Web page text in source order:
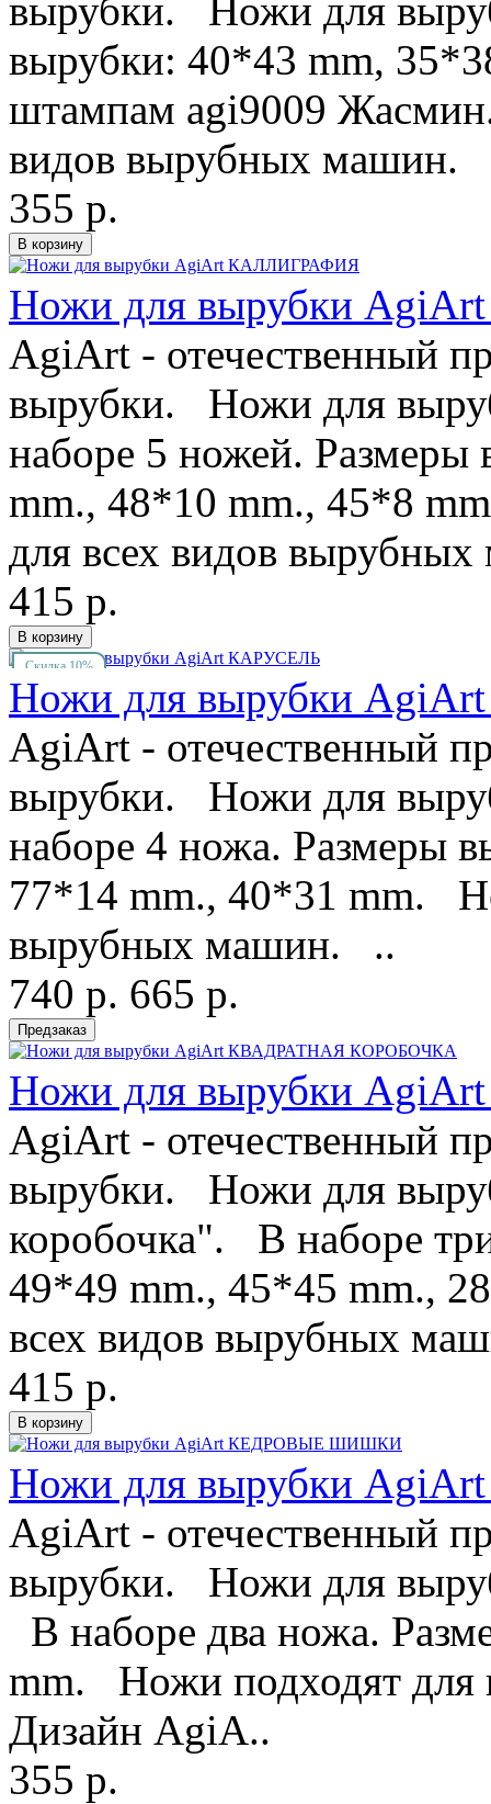
вырубки. Ножи для
вырубки: 40*43 mm,
штампам agi9009
видов вырубных машин.
355 р.
Ножи для вырубки
AgiArt - отечественный
вырубки. Ножи для
наборе 5 ножей.
mm., 48*10 mm., 45*8
для всех видов
415 р.
Скидка 10%
Ножи для вырубки
AgiArt - отечественный
вырубки. Ножи для
наборе 4 ножа. Размеры
77*14 mm., 40*31 mm.
вырубных машин. ..
740 р. 665 р.
Ножи для вырубки
AgiArt - отечественный
вырубки. Ножи для
коробочка". В наборе
49*49 mm., 45*45 mm.,
всех видов вырубных
415 р.
Ножи для вырубки
AgiArt - отечественный
вырубки. Ножи для
В наборе два ножа.
mm. Ножи подходят
Дизайн AgiA..
355 р.